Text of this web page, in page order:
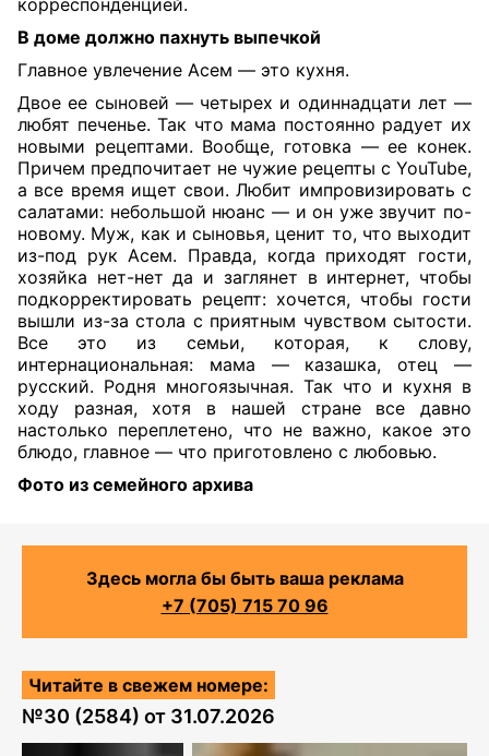
корреспонденцией.
В доме должно пахнуть выпечкой
Главное увлечение Асем — это кухня.
Двое ее сыновей — четырех и одиннадцати лет —
любят печенье. Так что мама постоянно радует их
новыми рецептами. Вообще, готовка — ее конек.
Причем предпочитает не чужие рецепты с YouTube,
а все время ищет свои. Любит импровизировать с
салатами: небольшой нюанс — и он уже звучит по-
новому. Муж, как и сыновья, ценит то, что выходит
из-под рук Асем. Правда, когда приходят гости,
хозяйка нет-нет да и заглянет в интернет, чтобы
подкорректировать рецепт: хочется, чтобы гости
вышли из-за стола с приятным чувством сытости.
Все это из семьи, которая, к слову,
интернациональная: мама — казашка, отец —
русский. Родня многоязычная. Так что и кухня в
ходу разная, хотя в нашей стране все давно
настолько переплетено, что не важно, какое это
блюдо, главное — что приготовлено с любовью.
Фото из семейного архива
Здесь могла бы быть ваша реклама
+7 (705) 715 70 96
Читайте в свежем номере:
№30 (2584) от 31.07.2026